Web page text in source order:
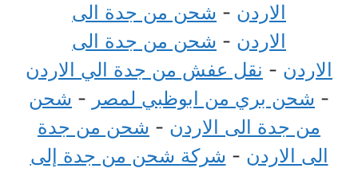
الاردن - شحن من جدة الى
الاردن - شحن من جدة الى
الاردن - نقل عفش من جدة الي الاردن
- شحن بري من ابوظبي لمصر - شحن
من جدة الى الاردن - شحن من جدة
الى الاردن - شركة شحن من جدة إلى